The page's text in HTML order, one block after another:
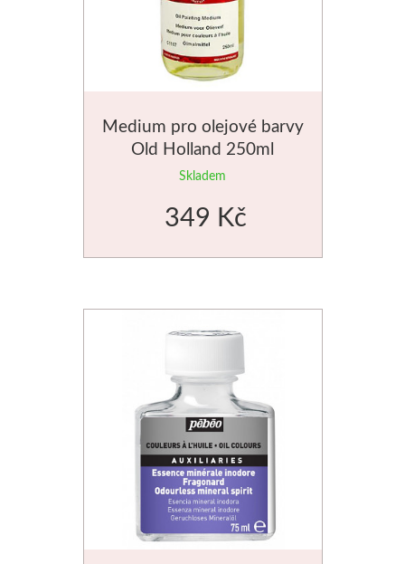
Medium pro olejové barvy
Old Holland 250ml
Skladem
349 Kč